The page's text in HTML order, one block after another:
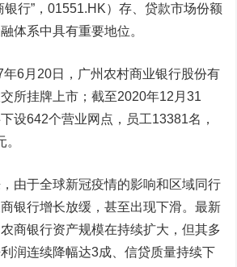
银行”，01551.HK）存、贷款市场份额
体系中具有重要地位。
月20日，广州农村商业银行股份有
所挂牌上市；截至2020年12月31
设642个营业网点，员工13381名，
于全球新冠疫情的影响和区域同行
银行增长放缓，甚至出现下滑。最新
商银行资产规模在持续扩大，但其多
润连续降幅达3成、信贷质量持续下